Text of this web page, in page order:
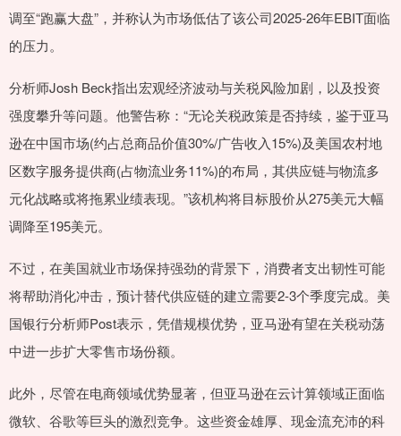
调至“跑赢大盘”，并称认为市场低估了该公司2025-26年EBIT面临
的压力。
分析师Josh Beck指出宏观经济波动与关税风险加剧，以及投资
强度攀升等问题。他警告称：“无论关税政策是否持续，鉴于亚马
逊在中国市场(约占总商品价值30%/广告收入15%)及美国农村地
区数字服务提供商(占物流业务11%)的布局，其供应链与物流多
元化战略或将拖累业绩表现。”该机构将目标股价从275美元大幅
调降至195美元。
不过，在美国就业市场保持强劲的背景下，消费者支出韧性可能
将帮助消化冲击，预计替代供应链的建立需要2-3个季度完成。美
国银行分析师Post表示，凭借规模优势，亚马逊有望在关税动荡
中进一步扩大零售市场份额。
此外，尽管在电商领域优势显著，但亚马逊在云计算领域正面临
微软、谷歌等巨头的激烈竞争。这些资金雄厚、现金流充沛的科